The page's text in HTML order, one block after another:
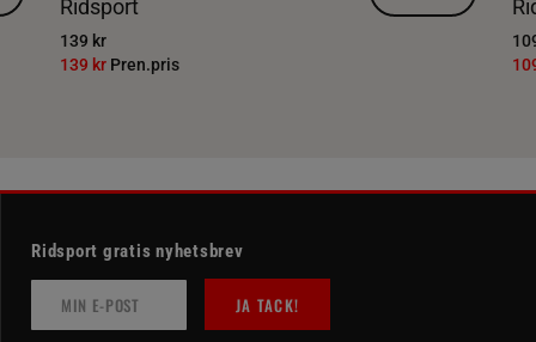
Ridsport
139 kr
139 kr Pren.pris
Ridsport gratis nyhetsbrev
JA TACK!